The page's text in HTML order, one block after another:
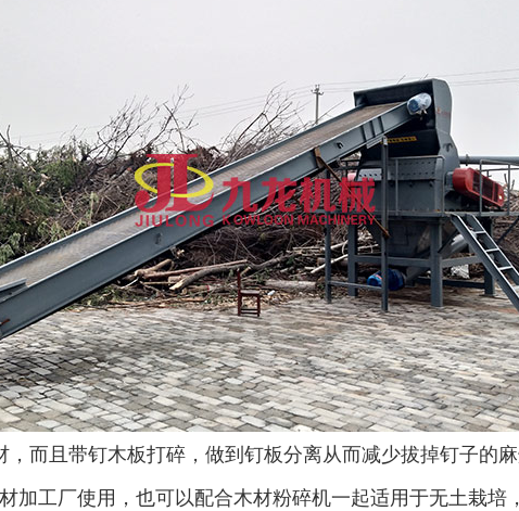
而且带钉木板打碎，做到钉板分离从而减少拔掉钉子的
工厂使用，也可以配合木材粉碎机一起适用于无土栽培